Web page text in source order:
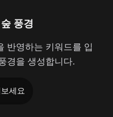
풍경
반영하는 키워드를 입
경을 생성합니다.
세요